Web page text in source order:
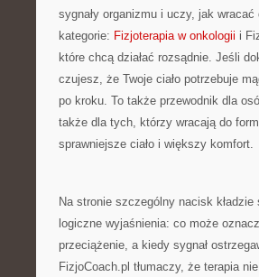
sygnały organizmu i uczy, jak
kategorie: Fizjoterapia w onkologii i
które chcą działać rozsądnie. Jeśli
czujesz, że Twoje ciało potrzebuje
po kroku. To także przewodnik dla
także dla tych, którzy wracają do
sprawniejsze ciało i większy komfort.
Na stronie szczególny nacisk
logiczne wyjaśnienia: co może
przeciążenie, a kiedy sygnał
FizjoCoach.pl tłumaczy, że terapia